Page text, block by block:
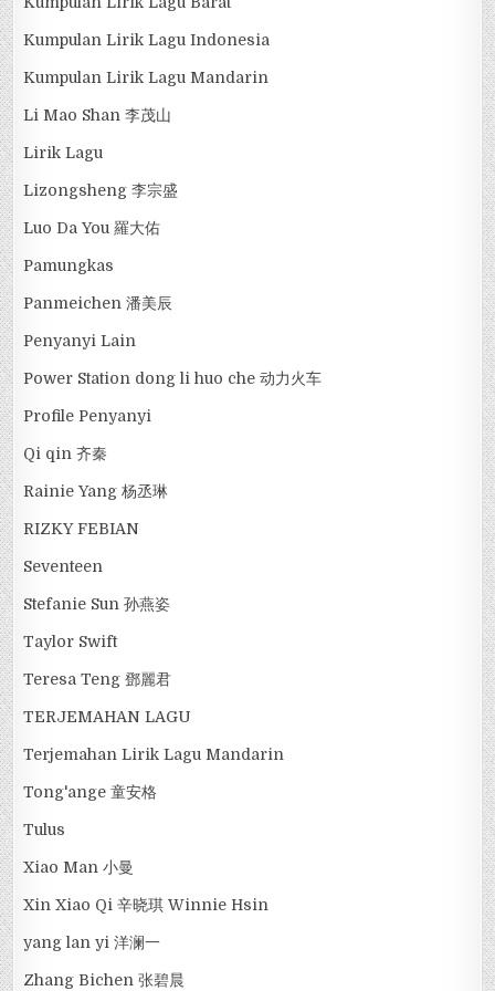
Kumpulan Lirik Lagu Indonesia
Kumpulan Lirik Lagu Mandarin
Li Mao Shan 李茂山
Lirik Lagu
Lizongsheng 李宗盛
Luo Da You 羅大佑
Pamungkas
Panmeichen 潘美辰
Penyanyi Lain
Power Station dong li huo che 动力火车
Profile Penyanyi
Qi qin 齐秦
Rainie Yang 杨丞琳
RIZKY FEBIAN
Seventeen
Stefanie Sun 孙燕姿
Taylor Swift
Teresa Teng 鄧麗君
TERJEMAHAN LAGU
Terjemahan Lirik Lagu Mandarin
Tong'ange 童安格
Tulus
Xiao Man 小曼
Xin Xiao Qi 辛晓琪 Winnie Hsin
yang lan yi 洋澜一
Zhang Bichen 张碧晨